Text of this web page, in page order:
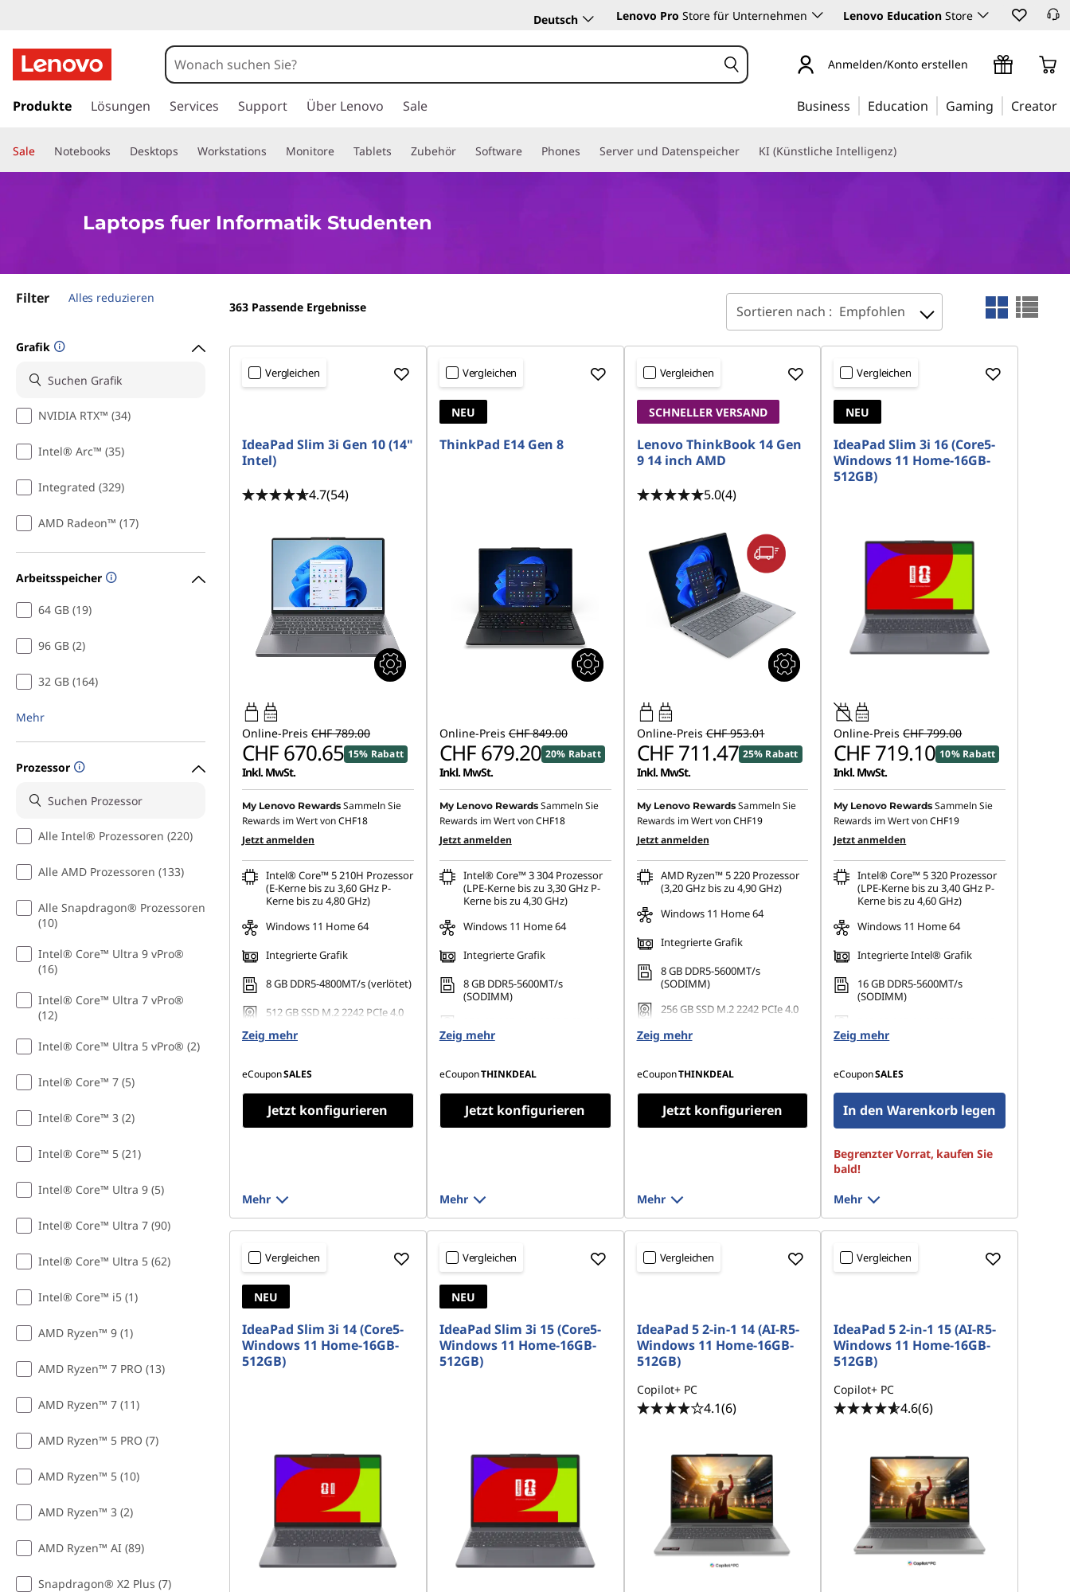
a
p
o
n
m
n
n
K
u
n
Deutsch Lenovo Pro Store für Unternehmen Lenovo Education Store
u
a
u
p
n
g
n
Anmelden/Konto erstellen
Produkte Lösungen Services Support Über Lenovo Sale Business Education Gaming Creator
Sale Notebooks Desktops Workstations Monitore Tablets Zubehör Software Phones Server und Datenspeicher KI (Künstliche Intelligenz)
Laptops fuer Informatik Studenten
Filter Alles reduzieren
Grafik
NVIDIA RTX™ (34)
Intel® Arc™ (35)
Integrated (329)
AMD Radeon™ (17)
Arbeitsspeicher
64 GB (19)
96 GB (2)
32 GB (164)
Mehr
Prozessor
Alle Intel® Prozessoren (220)
Alle AMD Prozessoren (133)
Alle Snapdragon® Prozessoren
(10)
Intel® Core™ Ultra 9 vPro®
(16)
Intel® Core™ Ultra 7 vPro®
(12)
Intel® Core™ Ultra 5 vPro® (2)
Intel® Core™ 7 (5)
Intel® Core™ 3 (2)
Intel® Core™ 5 (21)
Intel® Core™ Ultra 9 (5)
Intel® Core™ Ultra 7 (90)
Intel® Core™ Ultra 5 (62)
Intel® Core™ i5 (1)
AMD Ryzen™ 9 (1)
AMD Ryzen™ 7 PRO (13)
AMD Ryzen™ 7 (11)
AMD Ryzen™ 5 PRO (7)
AMD Ryzen™ 5 (10)
AMD Ryzen™ 3 (2)
AMD Ryzen™ AI (89)
Snapdragon® X2 Plus (7)
363 Passende Ergebnisse Sortieren nach : Empfohlen
Vergleichen
IdeaPad Slim 3i Gen 10 (14"
Intel)
4.7(54)
45W-65W
USB PD
Online-Preis CHF 789.00
CHF 670.65 15% Rabatt
Inkl. MwSt.
My Lenovo Rewards Sammeln Sie
Rewards im Wert vonCHF18
Jetzt anmelden
Intel® Core™ 5 210H Prozessor
(E-Kerne bis zu 3,60 GHz P-
Kerne bis zu 4,80 GHz)
Windows 11 Home 64
Integrierte Grafik
8 GB DDR5-4800MT/s (verlötet)
512 GB SSD M.2 2242 PCIe 4.0
Zeig mehr
eCouponSALES
Jetzt konfigurieren
Mehr
Vergleichen
NEU
ThinkPad E14 Gen 8
Online-Preis CHF 849.00
CHF 679.20 20% Rabatt
Inkl. MwSt.
My Lenovo Rewards Sammeln Sie
Rewards im Wert vonCHF18
Jetzt anmelden
Intel® Core™ 3 304 Prozessor
(LPE-Kerne bis zu 3,30 GHz P-
Kerne bis zu 4,30 GHz)
Windows 11 Home 64
Integrierte Grafik
8 GB DDR5-5600MT/s
(SODIMM)
TLC Opal
Zeig mehr
eCouponTHINKDEAL
Jetzt konfigurieren
Mehr
Vergleichen
SCHNELLER VERSAND
Lenovo ThinkBook 14 Gen
9 14 inch AMD
5.0(4)
65W-65W
USB PD
Online-Preis CHF 953.01
CHF 711.47 25% Rabatt
Inkl. MwSt.
My Lenovo Rewards Sammeln Sie
Rewards im Wert vonCHF19
Jetzt anmelden
AMD Ryzen™ 5 220 Prozessor
(3,20 GHz bis zu 4,90 GHz)
Windows 11 Home 64
Integrierte Grafik
8 GB DDR5-5600MT/s
(SODIMM)
256 GB SSD M.2 2242 PCIe 4.0
Zeig mehr
eCouponTHINKDEAL
Jetzt konfigurieren
Mehr
Vergleichen
NEU
IdeaPad Slim 3i 16 (Core5-
Windows 11 Home-16GB-
512GB)
45W-65W
USB PD
Online-Preis CHF 799.00
CHF 719.10 10% Rabatt
Inkl. MwSt.
My Lenovo Rewards Sammeln Sie
Rewards im Wert vonCHF19
Jetzt anmelden
Intel® Core™ 5 320 Prozessor
(LPE-Kerne bis zu 3,40 GHz P-
Kerne bis zu 4,60 GHz)
Windows 11 Home 64
Integrierte Intel® Grafik
16 GB DDR5-5600MT/s
(SODIMM)
QLC
Zeig mehr
eCouponSALES
In den Warenkorb legen
Begrenzter Vorrat, kaufen Sie
bald!
Mehr
Vergleichen
NEU
IdeaPad Slim 3i 14 (Core5-
Windows 11 Home-16GB-
512GB)
Vergleichen
NEU
IdeaPad Slim 3i 15 (Core5-
Windows 11 Home-16GB-
512GB)
Vergleichen
IdeaPad 5 2-in-1 14 (AI-R5-
Windows 11 Home-16GB-
512GB)
Copilot+ PC
4.1(6)
Vergleichen
IdeaPad 5 2-in-1 15 (AI-R5-
Windows 11 Home-16GB-
512GB)
Copilot+ PC
4.6(6)